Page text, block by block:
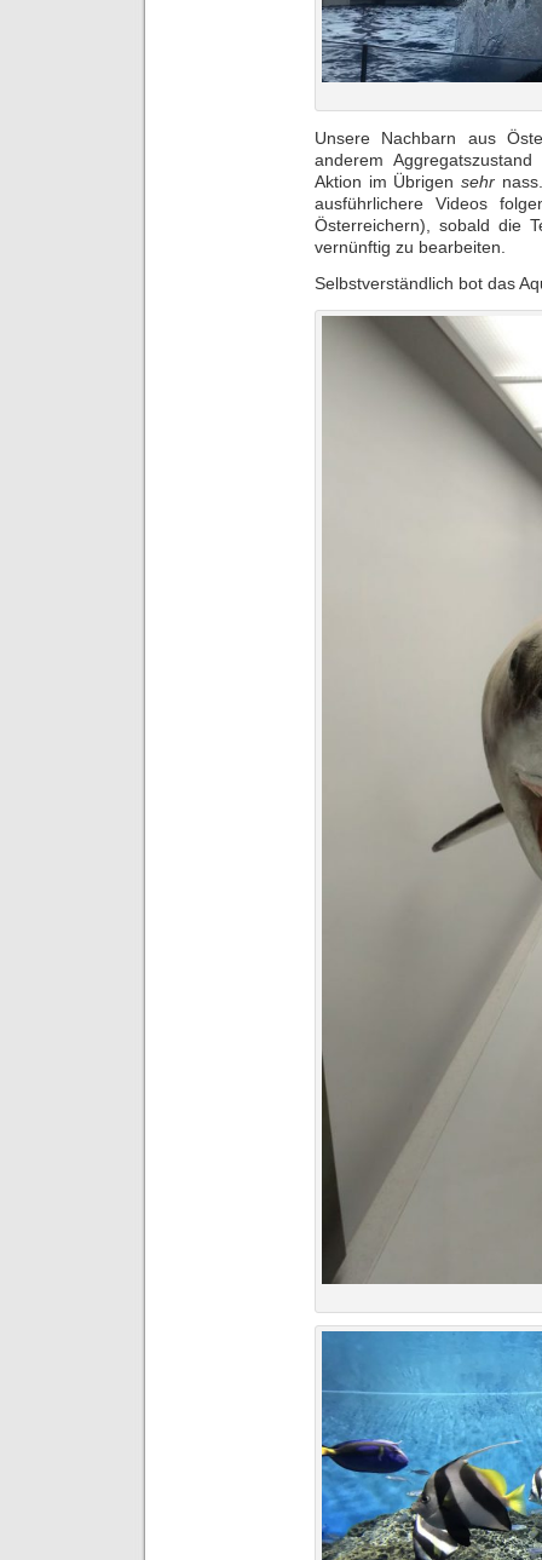
Unsere Nachbarn aus
anderem
Aktion im Übrigen sehr
ausführlichere Videos
Österreichern), sobald die
vernünftig zu bearbeiten.
Selbstverständlich bot das